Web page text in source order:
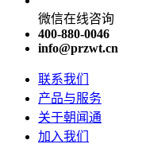
微信在线咨询
400-880-0046
info@przwt.cn
联系我们
产品与服务
关于朝闻通
加入我们